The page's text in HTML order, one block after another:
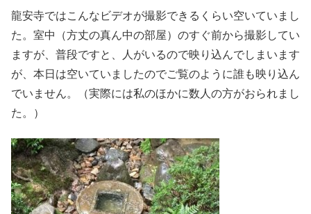
龍安寺ではこんなビデオが撮影できるくらい空いていまし
た。室中（方丈の真ん中の部屋）のすぐ前から撮影してい
ますが、普段ですと、人がいるので映り込んでしまいます
が、本日は空いていましたのでご覧のように誰も映り込ん
でいません。（実際には私のほかに数人の方がおられまし
た。）